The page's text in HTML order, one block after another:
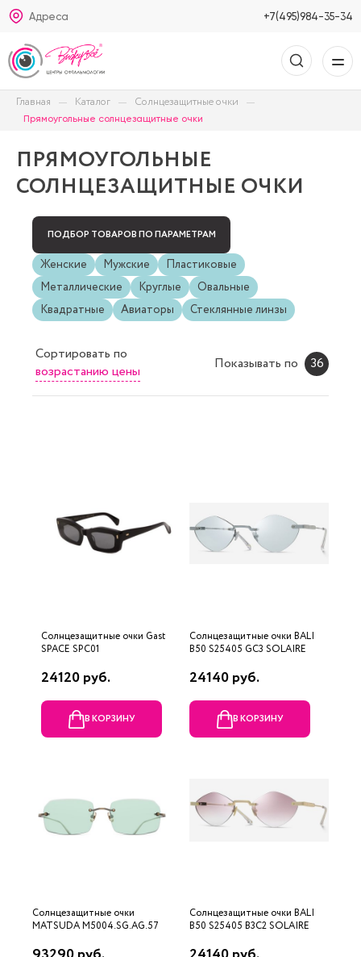
Адреса +7(495)984-35-34
Главная Каталог Солнцезащитные очки
Прямоугольные солнцезащитные очки
ПРЯМОУГОЛЬНЫЕ
СОЛНЦЕЗАЩИТНЫЕ ОЧКИ
ПОДБОР ТОВАРОВ ПО ПАРАМЕТРАМ
Женские Мужские
Пластиковые
Металлические
Круглые
Овальные
Квадратные
Авиаторы Стеклянные линзы
Сортировать по
возрастанию цены
Показывать по 36
Солнцезащитные очки Gast
SPACE SPC01
24120 руб.
В КОРЗИНУ
Солнцезащитные очки BALI
B50 S25405 GC3 SOLAIRE
24140 руб.
В КОРЗИНУ
Солнцезащитные очки
MATSUDA M5004.SG.AG.57
Солнцезащитные очки BALI
B50 S25405 B3C2 SOLAIRE